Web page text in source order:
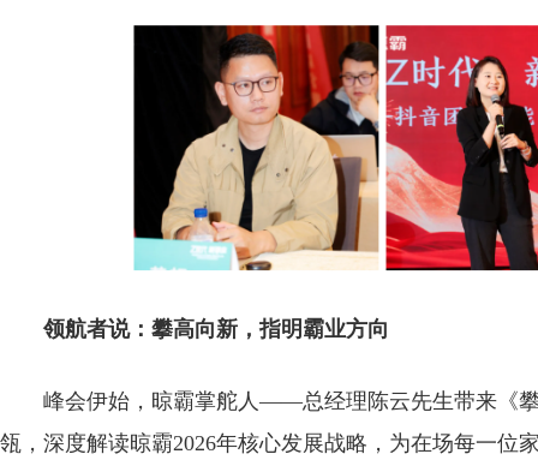
领航者说：攀高向新，指明霸业方向
峰会伊始，晾霸掌舵人——总经理陈云先生带来《
瓴，深度解读晾霸2026年核心发展战略，为在场每一位